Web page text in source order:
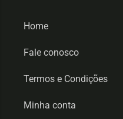
Home
Fale conosco
Termos e Condições
Minha conta